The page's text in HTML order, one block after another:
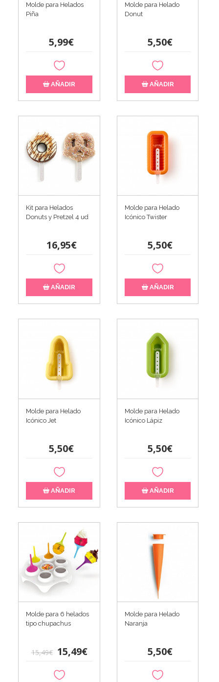
Molde para Helados
Piña
5,99€
AÑADIR
Molde para Helado
Donut
5,50€
AÑADIR
Kit para Helados
Donuts y Pretzel 4 ud
16,95€
AÑADIR
Molde para Helado
Icónico Twister
5,50€
AÑADIR
Molde para Helado
Icónico Jet
5,50€
AÑADIR
Molde para Helado
Icónico Lápiz
5,50€
AÑADIR
Molde para 6 helados
tipo chupachus
15,49€ 15,49€
Molde para Helado
Naranja
5,50€